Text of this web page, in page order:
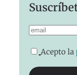
Acepto la